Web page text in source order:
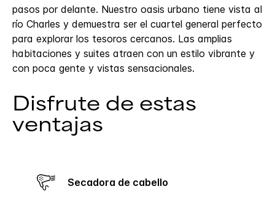
pasos por delante. Nuestro oasis urbano tiene vista al
río Charles y demuestra ser el cuartel general perfecto
para explorar los tesoros cercanos. Las amplias
habitaciones y suites atraen con un estilo vibrante y
con poca gente y vistas sensacionales.
Disfrute de estas
ventajas
Secadora de cabello